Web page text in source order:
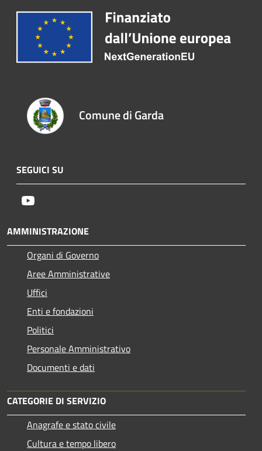
Comune di Garda
SEGUICI SU
AMMINISTRAZIONE
Organi di Governo
Aree Amministrative
Uffici
Enti e fondazioni
Politici
Personale Amministrativo
Documenti e dati
CATEGORIE DI SERVIZIO
Anagrafe e stato civile
Cultura e tempo libero